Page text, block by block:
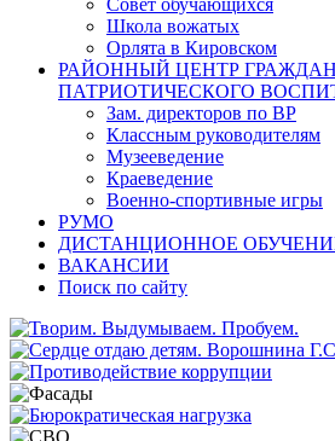
Школа вожатых
Орлята в Кировском
РАЙОННЫЙ ЦЕНТР
ПАТРИОТИЧЕСКОГО
Зам. директоров по ВР
Классным руководителям
Музееведение
Краеведение
Военно-спортивные игры
РУМО
ДИСТАНЦИОННОЕ
ВАКАНСИИ
Поиск по сайту